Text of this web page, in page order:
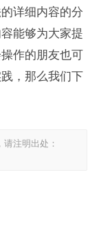
详细内容的分
能够为大家提
作的朋友也可
，那么我们下
注明出处：